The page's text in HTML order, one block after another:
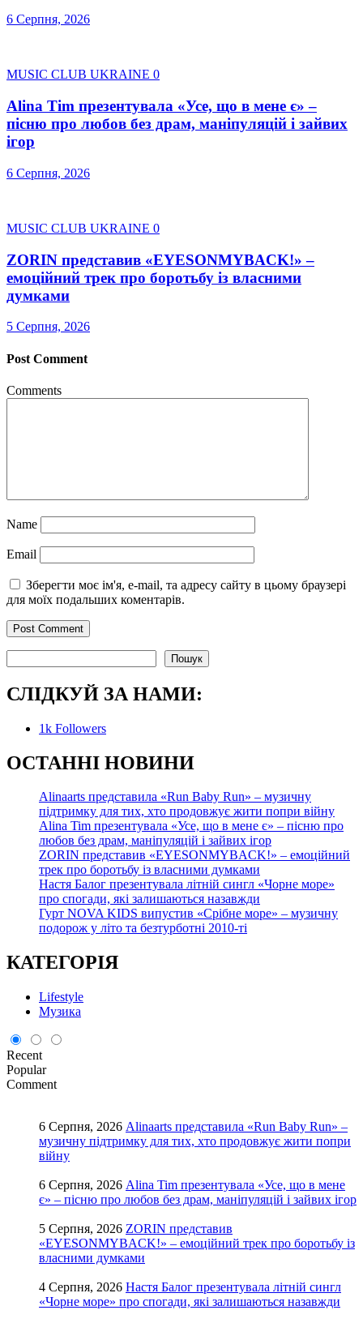
6 Серпня, 2026
MUSIC CLUB UKRAINE 0
Alina Tim презентувала «Усе, що в мене є» –
пісню про любов без драм, маніпуляцій і зайвих
ігор
6 Серпня, 2026
MUSIC CLUB UKRAINE 0
ZORIN представив «EYESONMYBACK!» –
емоційний трек про боротьбу із власними
думками
5 Серпня, 2026
Post Comment
Comments
Name
Email
Зберегти моє ім'я, e-mail, та адресу сайту в цьому браузері
для моїх подальших коментарів.
Пошук
СЛІДКУЙ ЗА НАМИ:
1k Followers
ОСТАННІ НОВИНИ
Alinaarts представила «Run Baby Run» – музичну
підтримку для тих, хто продовжує жити попри війну
Alina Tim презентувала «Усе, що в мене є» – пісню про
любов без драм, маніпуляцій і зайвих ігор
ZORIN представив «EYESONMYBACK!» – емоційний
трек про боротьбу із власними думками
Настя Балог презентувала літній сингл «Чорне море»
про спогади, які залишаються назавжди
Гурт NOVA KIDS випустив «Срібне море» – музичну
подорож у літо та безтурботні 2010-ті
КАТЕГОРІЯ
Lifestyle
Музика
Recent
Popular
Comment
6 Серпня, 2026 Alinaarts представила «Run Baby Run» –
музичну підтримку для тих, хто продовжує жити попри
війну
6 Серпня, 2026 Alina Tim презентувала «Усе, що в мене
є» – пісню про любов без драм, маніпуляцій і зайвих ігор
5 Серпня, 2026 ZORIN представив
«EYESONMYBACK!» – емоційний трек про боротьбу із
власними думками
4 Серпня, 2026 Настя Балог презентувала літній сингл
«Чорне море» про спогади, які залишаються назавжди